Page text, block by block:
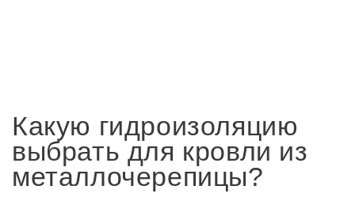
Какую гидроизоляцию
выбрать для кровли из
металлочерепицы?